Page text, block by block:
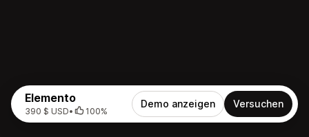
Elemento
390 $ USD• 100%
Demo anzeigen Versuchen